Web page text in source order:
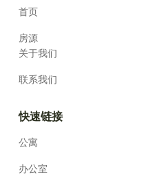
首页
房源
关于我们
联系我们
快速链接
公寓
办公室